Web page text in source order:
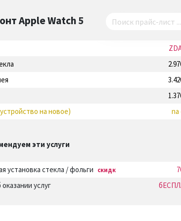
Apple Watch 5
на новое)
na
эти услуги
установка стекла / фольги скидк
услуг